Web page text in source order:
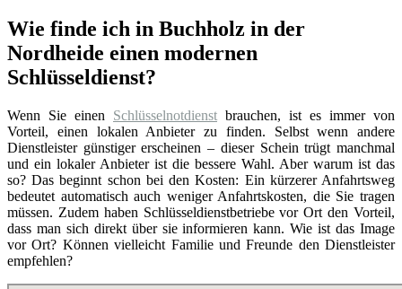
Wie finde ich in Buchholz in der
Nordheide einen modernen
Schlüsseldienst?
Wenn Sie einen Schlüsselnotdienst brauchen, ist es immer von
Vorteil, einen lokalen Anbieter zu finden. Selbst wenn andere
Dienstleister günstiger erscheinen – dieser Schein trügt manchmal
und ein lokaler Anbieter ist die bessere Wahl. Aber warum ist das
so? Das beginnt schon bei den Kosten: Ein kürzerer Anfahrtsweg
bedeutet automatisch auch weniger Anfahrtskosten, die Sie tragen
müssen. Zudem haben Schlüsseldienstbetriebe vor Ort den Vorteil,
dass man sich direkt über sie informieren kann. Wie ist das Image
vor Ort? Können vielleicht Familie und Freunde den Dienstleister
empfehlen?